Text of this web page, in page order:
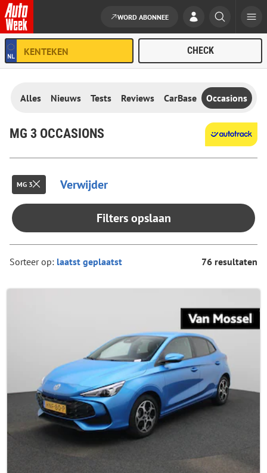
Ga naar de inhoud
WORD ABONNEE
Alles Nieuws Tests Reviews CarBase Occasions
MG 3 OCCASIONS
MG 3 Verwijder
Filters opslaan
Sorteer op: 76 resultaten